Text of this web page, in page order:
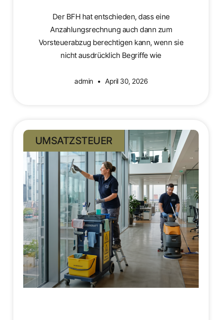
Der BFH hat entschieden, dass eine
Anzahlungsrechnung auch dann zum
Vorsteuerabzug berechtigen kann, wenn sie
nicht ausdrücklich Begriffe wie
admin April 30, 2026
UMSATZSTEUER